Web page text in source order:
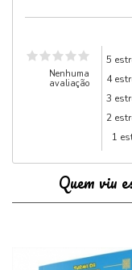
Nenhuma
avaliação
5
4
3
2
1
Quem viu